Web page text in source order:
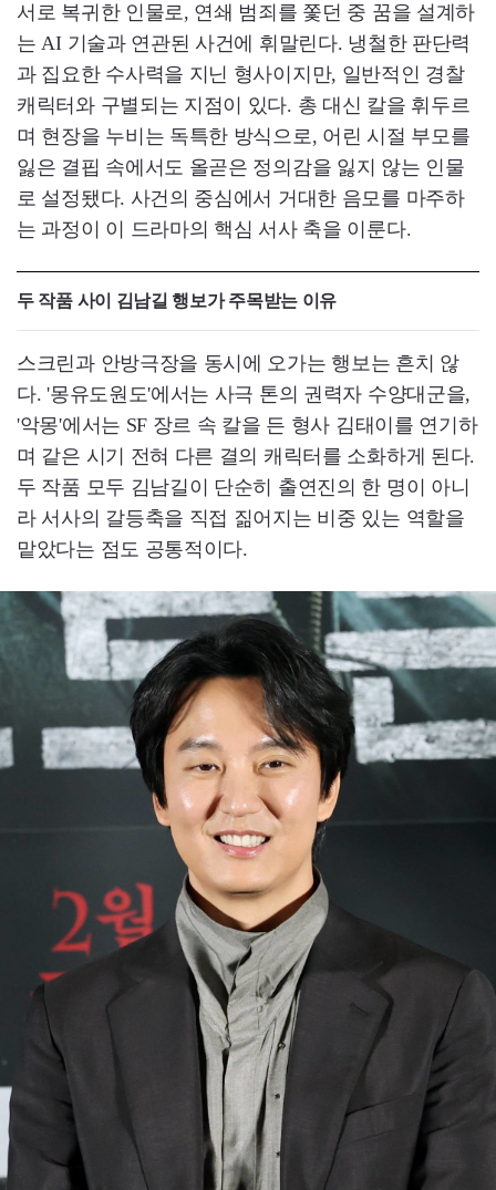
서로 복귀한 인물로, 연쇄 범죄를 쫓던 중 꿈을 설계하
는 AI 기술과 연관된 사건에 휘말린다. 냉철한 판단력
과 집요한 수사력을 지닌 형사이지만, 일반적인 경찰
캐릭터와 구별되는 지점이 있다. 총 대신 칼을 휘두르
며 현장을 누비는 독특한 방식으로, 어린 시절 부모를
잃은 결핍 속에서도 올곧은 정의감을 잃지 않는 인물
로 설정됐다. 사건의 중심에서 거대한 음모를 마주하
는 과정이 이 드라마의 핵심 서사 축을 이룬다.
두 작품 사이 김남길 행보가 주목받는 이유
스크린과 안방극장을 동시에 오가는 행보는 흔치 않
다. '몽유도원도'에서는 사극 톤의 권력자 수양대군을,
'악몽'에서는 SF 장르 속 칼을 든 형사 김태이를 연기하
며 같은 시기 전혀 다른 결의 캐릭터를 소화하게 된다.
두 작품 모두 김남길이 단순히 출연진의 한 명이 아니
라 서사의 갈등축을 직접 짊어지는 비중 있는 역할을
맡았다는 점도 공통적이다.